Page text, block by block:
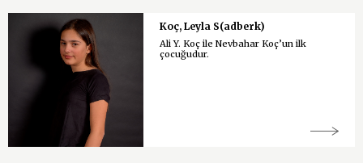
Koç, Leyla S(adberk)
Ali Y. Koç ile Nevbahar Koç’un ilk
çocuğudur.